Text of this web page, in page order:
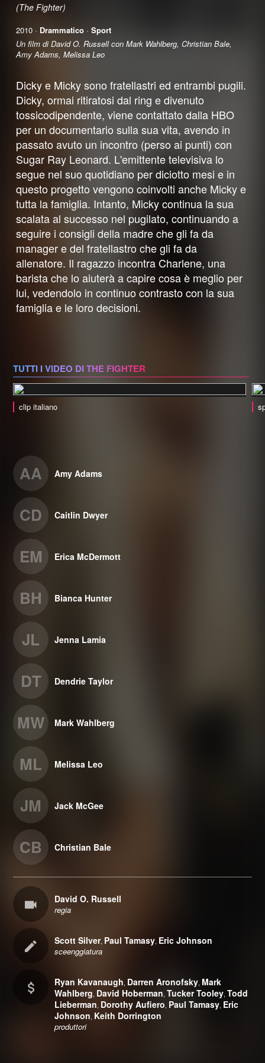
(The Fighter)
2010 · Drammatico· Sport
Un film di David O. Russell con Mark Wahlberg, Christian Bale,
Amy Adams, Melissa Leo
Dicky e Micky sono fratellastri ed entrambi pugili.
Dicky, ormai ritiratosi dal ring e divenuto
tossicodipendente, viene contattato dalla HBO
per un documentario sulla sua vita, avendo in
passato avuto un incontro (perso ai punti) con
Sugar Ray Leonard. L'emittente televisiva lo
segue nel suo quotidiano per diciotto mesi e in
questo progetto vengono coinvolti anche Micky e
tutta la famiglia. Intanto, Micky continua la sua
scalata al successo nel pugilato, continuando a
seguire i consigli della madre che gli fa da
manager e del fratellastro che gli fa da
allenatore. Il ragazzo incontra Charlene, una
barista che lo aiuterà a capire cosa è meglio per
lui, vedendolo in continuo contrasto con la sua
famiglia e le loro decisioni.
TUTTI I VIDEO DI THE FIGHTER
clip italiano
AA Amy Adams
CD Caitlin Dwyer
EM Erica McDermott
BH Bianca Hunter
JL Jenna Lamia
DT Dendrie Taylor
MW Mark Wahlberg
ML Melissa Leo
JM Jack McGee
CB Christian Bale
David O. Russell
regia
Scott Silver, Paul Tamasy, Eric Johnson
sceenggiatura
Ryan Kavanaugh, Darren Aronofsky, Mark
Wahlberg, David Hoberman,Tucker Tooley,Todd
Lieberman, Dorothy Aufiero, Paul Tamasy, Eric
Johnson, Keith Dorrington
produttori